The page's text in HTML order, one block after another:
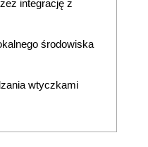
integrację z
środowiska
wtyczkami